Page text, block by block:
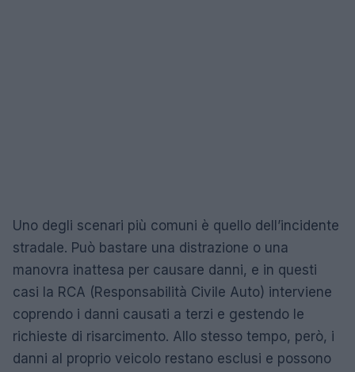
Uno degli scenari più comuni è quello dell’incidente
stradale. Può bastare una distrazione o una
manovra inattesa per causare danni, e in questi
casi la RCA (Responsabilità Civile Auto) interviene
coprendo i danni causati a terzi e gestendo le
richieste di risarcimento. Allo stesso tempo, però, i
danni al proprio veicolo restano esclusi e possono